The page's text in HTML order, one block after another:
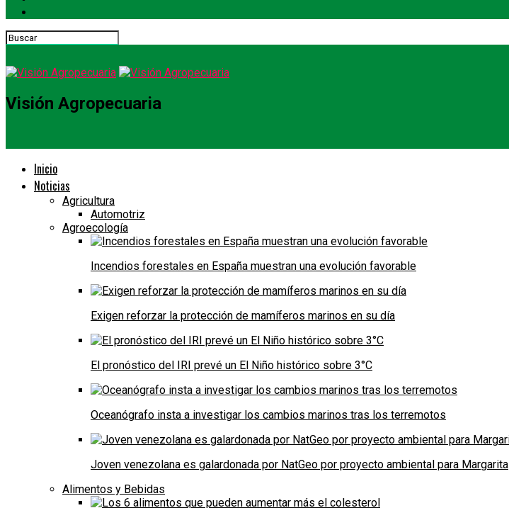
Visión Agropecuaria
Inicio
Noticias
Agricultura
Automotriz
Agroecología
Incendios forestales en España muestran una evolución favorable
Exigen reforzar la protección de mamíferos marinos en su día
El pronóstico del IRI prevé un El Niño histórico sobre 3°C
Oceanógrafo insta a investigar los cambios marinos tras los terremotos
Joven venezolana es galardonada por NatGeo por proyecto ambiental para Margarita
Alimentos y Bebidas